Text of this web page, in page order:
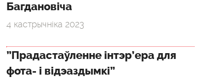
Багдановіча
4 кастрычніка 2023
”Прадастаўленне інтэр’ера для
фота- і відэаздымкі”